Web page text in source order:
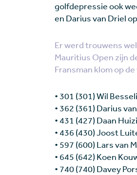
golfdepressie ook
en Darius van Driel
Er werd trouwens
Mauritius Open zijn
Fransman klom op
• 301 (301) Wil
• 362 (361) Darius
• 431 (427) Daan
• 436 (430) Joost
• 597 (600) Lars van
• 645 (642) Koen
• 740 (740) Davey